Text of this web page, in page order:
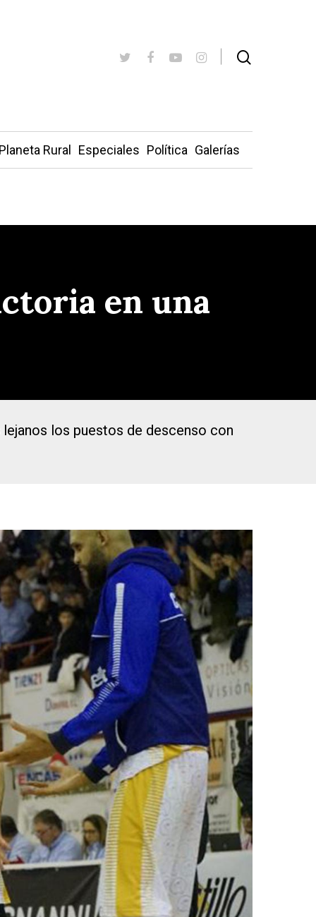
Planeta Rural Especiales Política Galerías
en una
los puestos de descenso con